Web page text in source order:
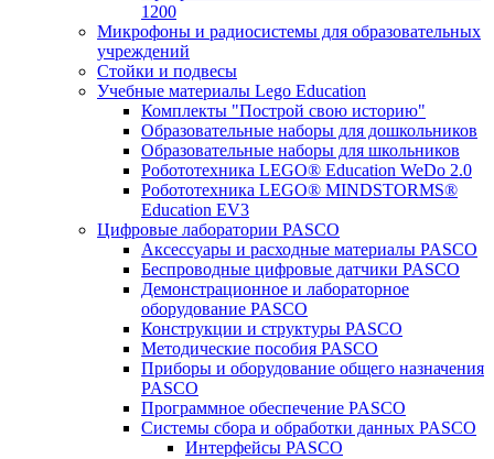
1200
Микрофоны и радиосистемы для образовательных
учреждений
Стойки и подвесы
Учебные материалы Lego Education
Комплекты "Построй свою историю"
Образовательные наборы для дошкольников
Образовательные наборы для школьников
Робототехника LEGO® Education WeDo 2.0
Робототехника LEGO® MINDSTORMS®
Education EV3
Цифровые лаборатории PASCO
Аксессуары и расходные материалы PASCO
Беспроводные цифровые датчики PASCO
Демонстрационное и лабораторное
оборудование PASCO
Конструкции и структуры PASCO
Методические пособия PASCO
Приборы и оборудование общего назначения
PASCO
Программное обеспечение PASCO
Системы сбора и обработки данных PASCO
Интерфейсы PASCO